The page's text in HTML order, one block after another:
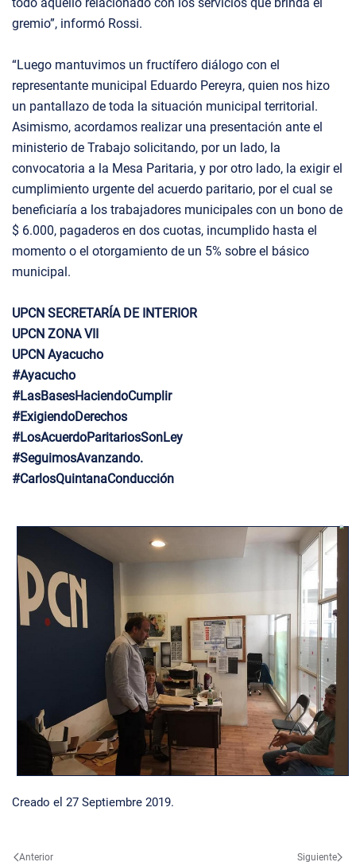
todo aquello relacionado con los servicios que brinda el
gremio”, informó Rossi.
“Luego mantuvimos un fructífero diálogo con el
representante municipal Eduardo Pereyra, quien nos hizo
un pantallazo de toda la situación municipal territorial.
Asimismo, acordamos realizar una presentación ante el
ministerio de Trabajo solicitando, por un lado, la
convocatoria a la Mesa Paritaria, y por otro lado, la exigir el
cumplimiento urgente del acuerdo paritario, por el cual se
beneficiaría a los trabajadores municipales con un bono de
$ 6.000, pagaderos en dos cuotas, incumplido hasta el
momento o el otorgamiento de un 5% sobre el básico
municipal.
UPCN SECRETARÍA DE INTERIOR
UPCN ZONA VII
UPCN Ayacucho
#Ayacucho
#LasBasesHaciendoCumplir
#ExigiendoDerechos
#LosAcuerdoParitariosSonLey
#SeguimosAvanzando.
#CarlosQuintanaConducción
Creado el 27 Septiembre 2019.
Anterior Siguiente